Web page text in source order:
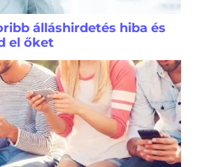
álláshirdetés hiba és
el őket